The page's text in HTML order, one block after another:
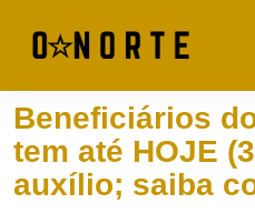
Beneficiários
tem até HOJE
auxílio; saiba